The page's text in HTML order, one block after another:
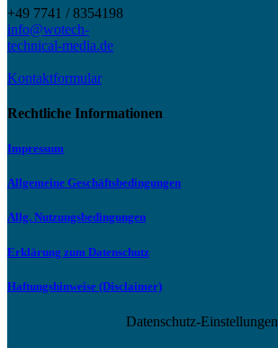
+49 7741 / 8354198
info@wotech-
technical-media.de
Kontaktformular
Rechtliche Informationen
Impressum
Allgemeine Geschäftsbedingungen
Allg. Nutzungsbedingungen
Erklärung zum Datenschutz
Haftungshinweise (Disclaimer)
Datenschutz-Einstellungen